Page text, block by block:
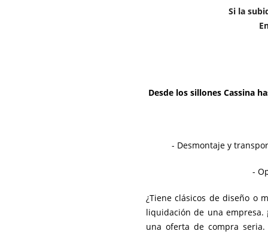
Desde los sillones Cassina
- Desmontaje y
-
¿Tiene clásicos de diseño o
liquidación de una empresa.
una oferta de compra
Si la